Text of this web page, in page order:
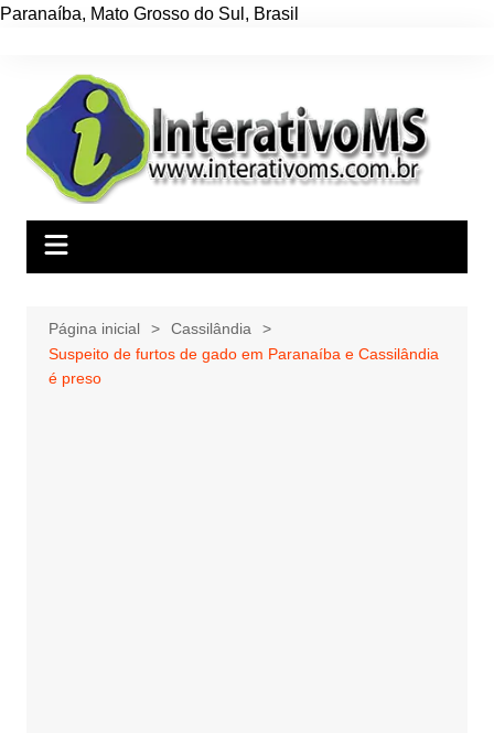
Paranaíba, Mato Grosso do Sul , Brasil
conteúdo
Página inicial
Cassilândia
Suspeito de furtos de gado em Paranaíba e Cassilândia
é preso